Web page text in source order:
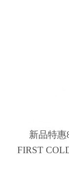
新品特
FIRST